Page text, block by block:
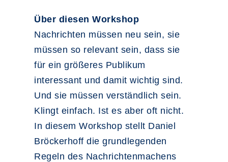
Über diesen Workshop
Nachrichten müssen neu sein, sie
müssen so relevant sein, dass sie
für ein größeres Publikum
interessant und damit wichtig sind.
Und sie müssen verständlich sein.
Klingt einfach. Ist es aber oft nicht.
In diesem Workshop stellt Daniel
Bröckerhoff die grundlegenden
Regeln des Nachrichtenmachens